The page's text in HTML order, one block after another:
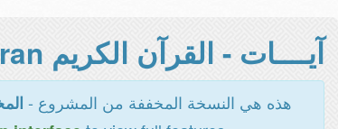
آيــــات - القرآن الكريم Holy Quran -
هذه هي النسخة المخففة من المشروع -